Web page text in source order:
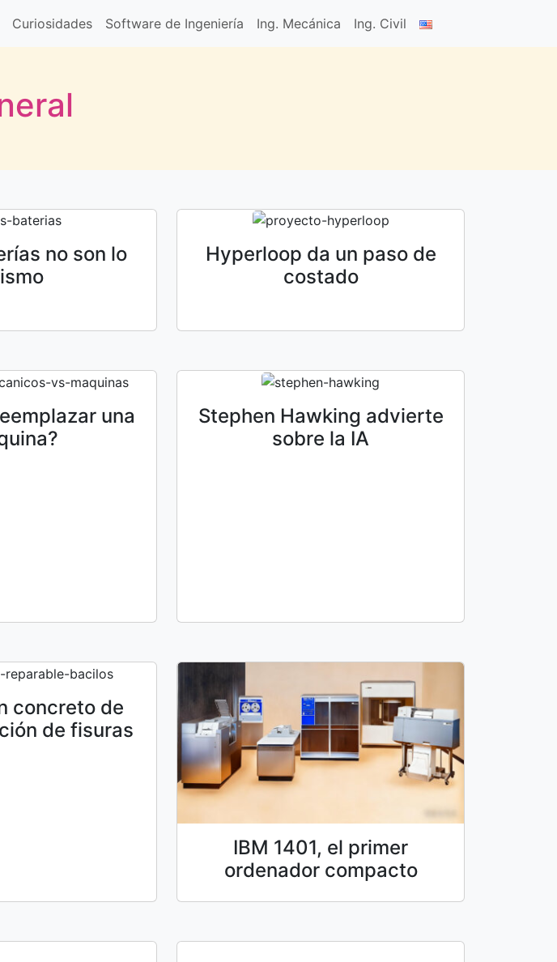
Curiosidades Software de Ingeniería Ing. Mecánica Ing. Civil
no son lo
Hyperloop da un paso de
costado
una
Stephen Hawking advierte
sobre la IA
concreto de
de fisuras
IBM 1401, el primer
ordenador compacto